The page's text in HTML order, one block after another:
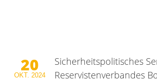
20
OKT.2024
Sicherheitspolitisches
Reservistenverbandes